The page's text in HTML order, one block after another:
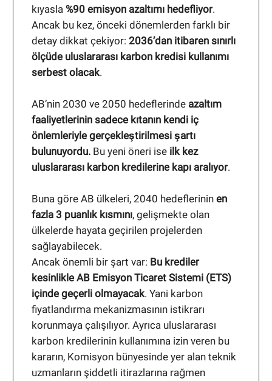
kıyasla %90 emisyon azaltımı hedefliyor.
Ancak bu kez, önceki dönemlerden farklı bir
detay dikkat çekiyor: 2036’dan itibaren sınırlı
ölçüde uluslararası karbon kredisi kullanımı
serbest olacak.
AB’nin 2030 ve 2050 hedeflerinde azaltım
faaliyetlerinin sadece kıtanın kendi iç
önlemleriyle gerçekleştirilmesi şartı
bulunuyordu. Bu yeni öneri ise ilk kez
uluslararası karbon kredilerine kapı aralıyor.
Buna göre AB ülkeleri, 2040 hedeflerinin en
fazla 3 puanlık kısmını, gelişmekte olan
ülkelerde hayata geçirilen projelerden
sağlayabilecek.
Ancak önemli bir şart var: Bu krediler
kesinlikle AB Emisyon Ticaret Sistemi (ETS)
içinde geçerli olmayacak. Yani karbon
fiyatlandırma mekanizmasının istikrarı
korunmaya çalışılıyor. Ayrıca uluslararası
karbon kredilerinin kullanımına izin veren bu
kararın, Komisyon bünyesinde yer alan teknik
uzmanların şiddetli itirazlarına rağmen